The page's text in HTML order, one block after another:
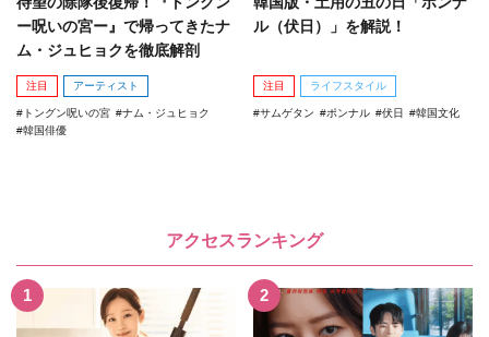
ー呪いの宮ー』で帰ってきたナ
ム・ジュヒョクを徹底解剖
注目 アーティスト
トングン呪いの宮
ナム・ジュヒョク
韓国俳優
ル（伏日）」を解説！
注目 ライフスタイル
サムゲタン ポンナル 伏日 韓国文化
アクセスランキング